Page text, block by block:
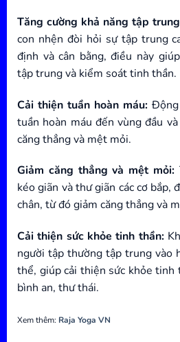
Tăng cường khả năng tập
con nhện đòi hỏi sự tập trung
định và cân bằng, điều này
tập trung và kiểm soát tinh thần.
Cải thiện tuần hoàn máu:
tuần hoàn máu đến vùng đầu
căng thẳng và mệt mỏi.
Giảm căng thẳng và mệt mỏi:
kéo giãn và thư giãn các cơ bắp,
chân, từ đó giảm căng thẳng và
Cải thiện sức khỏe tinh thần:
người tập thường tập trung vào
thể, giúp cải thiện sức khỏe tinh
bình an, thư thái.
Xem thêm: Raja Yoga VN